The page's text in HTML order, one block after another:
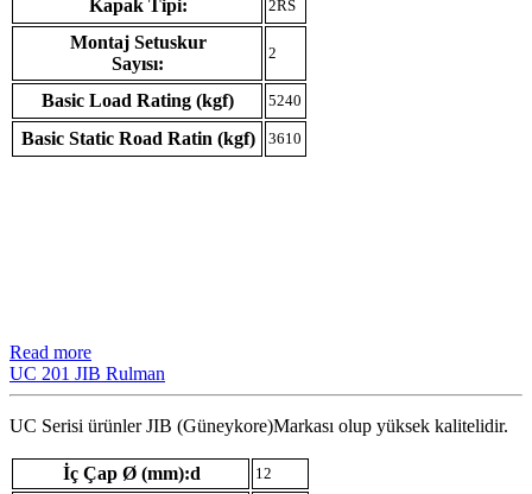
Kapak Tipi: 2RS
Montaj Setuskur
Sayısı:
2
Basic Load Rating (kgf) 5240
Basic Static Road Ratin (kgf) 3610
Read more
UC 201 JIB Rulman
UC Serisi ürünler JIB (Güneykore)Markası olup yüksek kalitelidir.
İç Çap Ø (mm):d 12